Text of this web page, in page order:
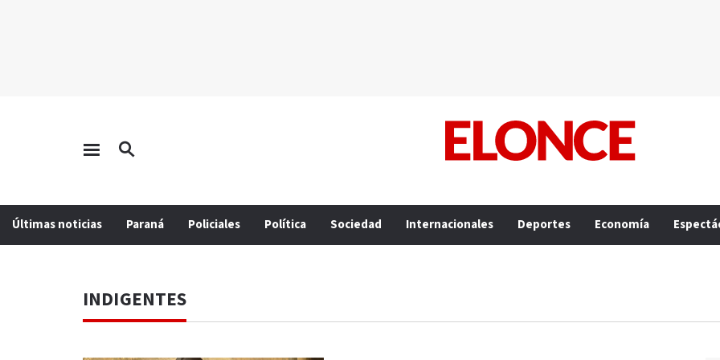
Últimas noticias Paraná Policiales Política Sociedad Internacionales Deportes Economía
INDIGENTES